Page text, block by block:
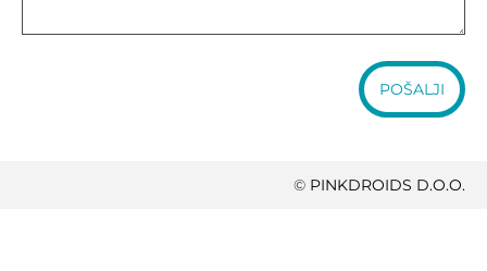
POŠALJI
© PINKDROIDS D.O.O.